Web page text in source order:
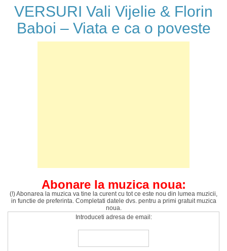
VERSURI Vali Vijelie & Florin
Baboi – Viata e ca o poveste
Abonare la muzica noua:
(!) Abonarea la muzica va tine la curent cu tot ce este nou din lumea muzicii,
in functie de preferinta. Completati datele dvs. pentru a primi gratuit muzica
noua.
Introduceti adresa de email: